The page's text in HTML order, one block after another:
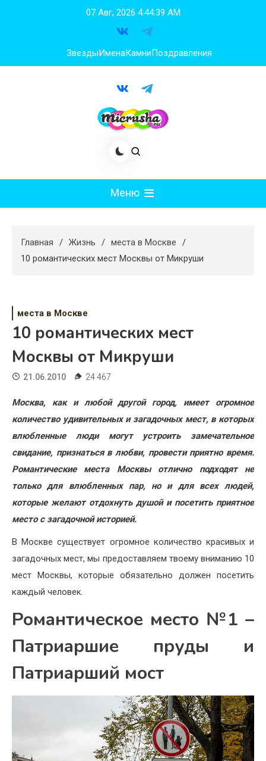
07 Авг, 2026 4:44:41 AM
ЗвездыИменаКамниПоздравления
Меню
Худеем
Жизнь
Хобби
Красота
Недвижимость
Главная Жизнь
места в Москве
10 романтических мест Москвы от Микруши
места в Москве
10 романтических мест
Москвы от Микруши
21.06.2010 24 467
Москва, как и любой другой город, имеет огромное
количество удивительных и загадочных мест, в которых
влюбленные люди могут устроить замечательное
свидание, признаться в любви, провести приятно время.
Романтические места Москвы отлично подходят не
только для влюбленных пар, но и для всех людей,
которые желают отдохнуть душой и посетить приятное
место с загадочной историей.
В Москве существует огромное количество красивых и
загадочных мест, мы предоставляем твоему вниманию 10
мест Москвы, которые обязательно должен посетить
каждый человек.
Романтическое место №1 –
Патриаршие пруды и
Патриарший мост